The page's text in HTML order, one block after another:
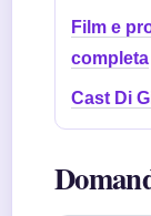
Film e
completa
Cast Di